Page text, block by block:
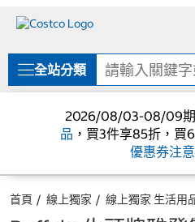
單
全站分類
2026/08/03-08/09
品 ，買3件享85折，買
優惠券注
首頁 線上獨家 線上獨家 生活用